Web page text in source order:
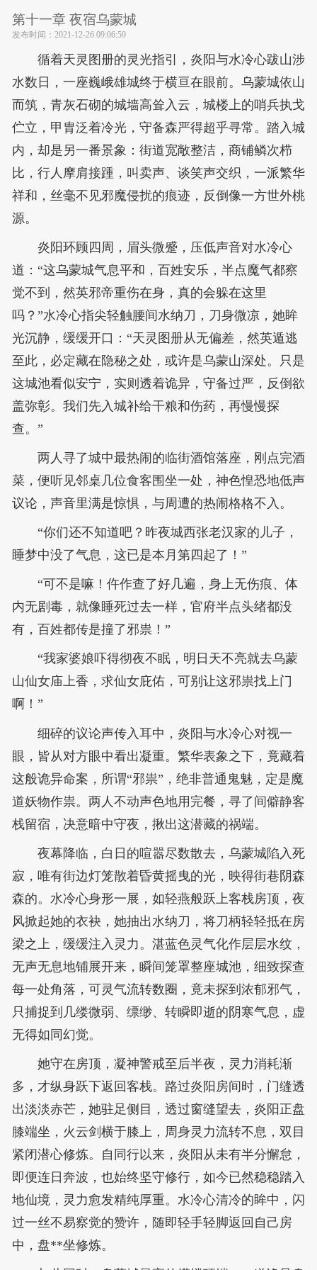
第十一章 夜宿乌蒙城
发布时间： 2021-12-26 09:06:59
循着天灵图册的灵光指引，炎阳与水冷心跋山涉
水数日，一座巍峨雄城终于横亘在眼前。乌蒙城依山
而筑，青灰石砌的城墙高耸入云，城楼上的哨兵执戈
伫立，甲胄泛着冷光，守备森严得超乎寻常。踏入城
内，却是另一番景象：街道宽敞整洁，商铺鳞次栉
比，行人摩肩接踵，叫卖声、谈笑声交织，一派繁华
祥和，丝毫不见邪魔侵扰的痕迹，反倒像一方世外桃
源。
炎阳环顾四周，眉头微蹙，压低声音对水冷心
道：“这乌蒙城气息平和，百姓安乐，半点魔气都察
觉不到，然英邪帝重伤在身，真的会躲在这里
吗？”水冷心指尖轻触腰间水纳刀，刀身微凉，她眸
光沉静，缓缓开口：“天灵图册从无偏差，然英遁逃
至此，必定藏在隐秘之处，或许是乌蒙山深处。只是
这城池看似安宁，实则透着诡异，守备过严，反倒欲
盖弥彰。我们先入城补给干粮和伤药，再慢慢探
查。”
两人寻了城中最热闹的临街酒馆落座，刚点完酒
菜，便听见邻桌几位食客围坐一处，神色惶恐地低声
议论，声音里满是惊惧，与周遭的热闹格格不入。
“你们还不知道吧？昨夜城西张老汉家的儿子，
睡梦中没了气息，这已是本月第四起了！”
“可不是嘛！仵作查了好几遍，身上无伤痕、体
内无剧毒，就像睡死过去一样，官府半点头绪都没
有，百姓都传是撞了邪祟！”
“我家婆娘吓得彻夜不眠，明日天不亮就去乌蒙
山仙女庙上香，求仙女庇佑，可别让这邪祟找上门
啊！”
细碎的议论声传入耳中，炎阳与水冷心对视一
眼，皆从对方眼中看出凝重。繁华表象之下，竟藏着
这般诡异命案，所谓“邪祟”，绝非普通鬼魅，定是魔
道妖物作祟。两人不动声色地用完餐，寻了间僻静客
栈留宿，决意暗中守夜，揪出这潜藏的祸端。
夜幕降临，白日的喧嚣尽数散去，乌蒙城陷入死
寂，唯有街边灯笼散着昏黄摇曳的光，映得街巷阴森
森的。水冷心身形一展，如轻燕般跃上客栈房顶，夜
风掀起她的衣袂，她抽出水纳刀，将刀柄轻轻抵在房
梁之上，缓缓注入灵力。湛蓝色灵气化作层层水纹，
无声无息地铺展开来，瞬间笼罩整座城池，细致探查
每一处角落，可灵气流转数圈，竟未探到浓郁邪气，
只捕捉到几缕微弱、缥缈、转瞬即逝的阴寒气息，虚
无得如同幻觉。
她守在房顶，凝神警戒至后半夜，灵力消耗渐
多，才纵身跃下返回客栈。路过炎阳房间时，门缝透
出淡淡赤芒，她驻足侧目，透过窗缝望去，炎阳正盘
膝端坐，火云剑横于膝上，周身灵力流转不息，双目
紧闭潜心修炼。自同行以来，炎阳从未有半分懈怠，
即便连日奔波，也始终坚守修行，如今已然稳稳踏入
地仙境，灵力愈发精纯厚重。水冷心清冷的眸中，闪
过一丝不易察觉的赞许，随即轻手轻脚返回自己房
中，盘**坐修炼。